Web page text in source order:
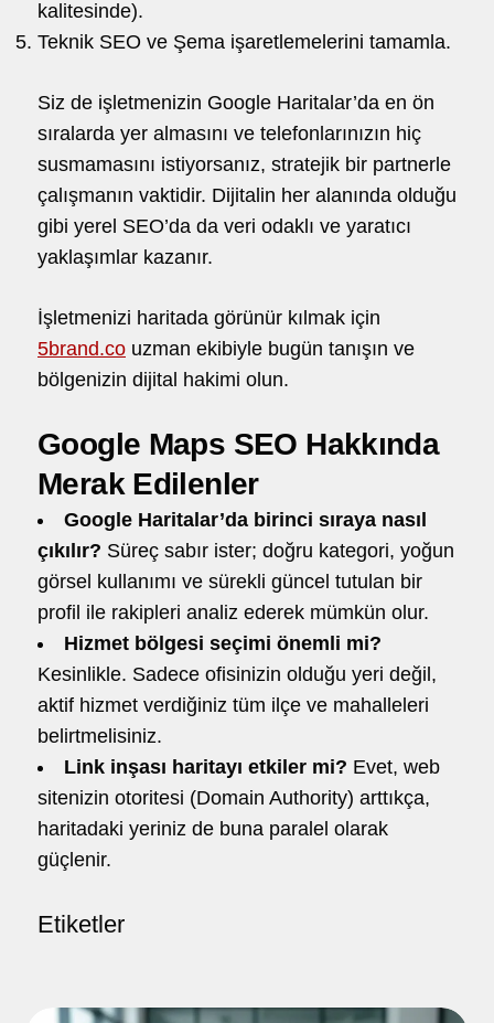
kalitesinde).
Teknik SEO ve Şema işaretlemelerini tamamla.
Siz de işletmenizin Google Haritalar’da en ön
sıralarda yer almasını ve telefonlarınızın hiç
susmamasını istiyorsanız, stratejik bir partnerle
çalışmanın vaktidir. Dijitalin her alanında olduğu
gibi yerel SEO’da da veri odaklı ve yaratıcı
yaklaşımlar kazanır.
İşletmenizi haritada görünür kılmak için
5brand.co uzman ekibiyle bugün tanışın ve
bölgenizin dijital hakimi olun.
Google Maps SEO Hakkında
Merak Edilenler
Google Haritalar’da birinci sıraya nasıl
çıkılır? Süreç sabır ister; doğru kategori, yoğun
görsel kullanımı ve sürekli güncel tutulan bir
profil ile rakipleri analiz ederek mümkün olur.
Hizmet bölgesi seçimi önemli mi?
Kesinlikle. Sadece ofisinizin olduğu yeri değil,
aktif hizmet verdiğiniz tüm ilçe ve mahalleleri
belirtmelisiniz.
Link inşası haritayı etkiler mi? Evet, web
sitenizin otoritesi (Domain Authority) arttıkça,
haritadaki yeriniz de buna paralel olarak
güçlenir.
Etiketler